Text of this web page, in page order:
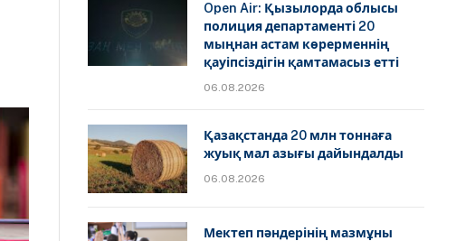
Open Air: Қызылорда облысы
полиция департаменті 20
мыңнан астам көрерменнің
қауіпсіздігін қамтамасыз етті
06.08.2026
Қазақстанда 20 млн тоннаға
жуық мал азығы дайындалды
06.08.2026
Мектеп пәндерінің мазмұны